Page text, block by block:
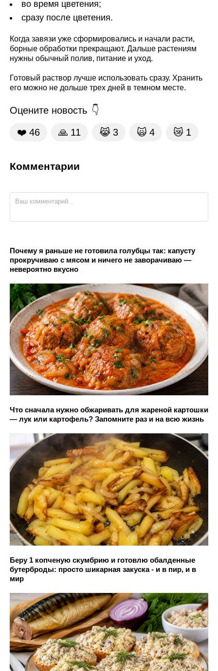
во время цветения;
сразу после цветения.
Когда завязи уже сформировались и начали расти,
борные обработки прекращают. Дальше растениям
нужны обычный полив, питание и уход.
Готовый раствор лучше использовать сразу. Хранить
его можно не дольше трех дней в темном месте.
Оцените новость
❤️ 46 🙏 11 😹 3 🙀 4 😿 1
Комментарии
Почему я раньше не готовила голубцы так: капусту
прокручиваю с мясом и ничего не заворачиваю —
невероятно вкусно
Что сначала нужно обжаривать для жареной картошки
— лук или картофель? Запомните раз и на всю жизнь
Беру 1 копченую скумбрию и готовлю обалденные
бутерброды: просто шикарная закуска - и в пир, и в
мир